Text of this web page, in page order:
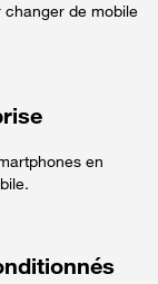
changer de mobile
en